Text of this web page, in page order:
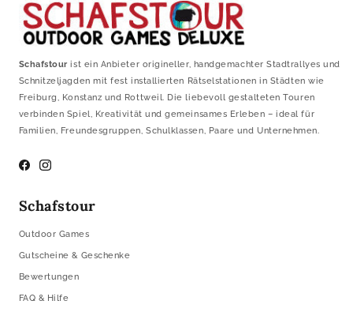
Schafstour ist ein Anbieter origineller, handgemachter Stadtrallyes und
Schnitzeljagden mit fest installierten Rätselstationen in Städten wie
Freiburg, Konstanz und Rottweil. Die liebevoll gestalteten Touren
verbinden Spiel, Kreativität und gemeinsames Erleben – ideal für
Familien, Freundesgruppen, Schulklassen, Paare und Unternehmen.
Facebook
Instagram
Schafstour
Outdoor Games
Gutscheine & Geschenke
Bewertungen
FAQ & Hilfe